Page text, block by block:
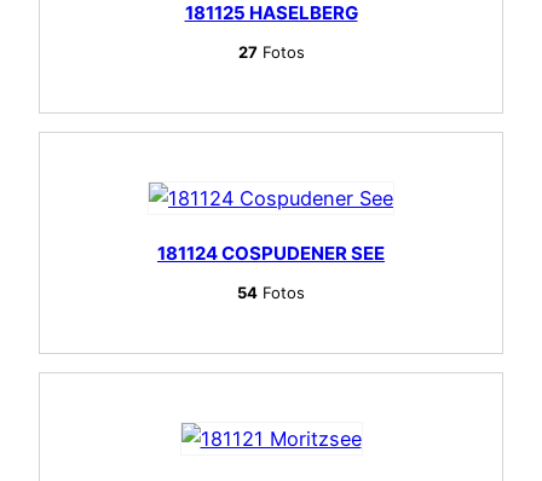
181125 HASELBERG
27Fotos
181124 COSPUDENER SEE
54 Fotos